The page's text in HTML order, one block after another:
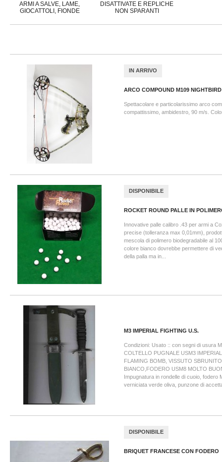
ARMI A SALVE, LAME,
GIOCATTOLI, FIONDE
DISATTIVATE E REPLICHE
NON SPARANTI
IN ARRIVO
ARCO COMPOUND M109
Spettacolare e particolarissimo arco
compattissimo, ambidestro, 90 m/s.
DISPONIBILE
ROCKET ROUND PALLE IN
Innovative palle calibro .43 per armi a
precise (tolleranza max 0,01mm),
mescola di polimero biodegradabile al
colore bianco dovrebbe permettere di
della palla ma in...
M3 IMPERIAL FIGHTING U.S.
Condizioni: Usato :: con segni di usura
COLTELLO PUGNALE USM3
FLAMING BOMB, VISSUTO
BIANCO,FODERO USM8 MOLTO
Impugnatura in rondelle di cuoio, fodero
verniciata verde oliva, punzone di
DISPONIBILE
BRIQUET FRANCESE CON FODERO